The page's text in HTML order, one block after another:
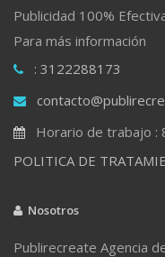
Publicidad 100%
Para más información
: 3122288173
Horario de trabajo :
POLITICA DE
Nosotros
Publirecreate Agencia